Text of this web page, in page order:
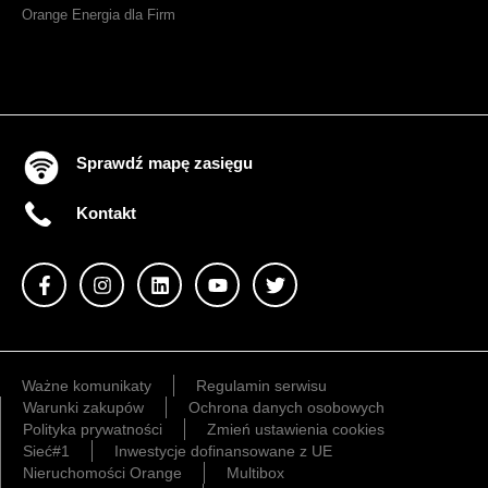
Orange Energia dla Firm
Sprawdź mapę zasięgu
Kontakt
Ważne komunikaty
Regulamin serwisu
Warunki zakupów
Ochrona danych osobowych
Polityka prywatności
Zmień ustawienia cookies
Sieć#1
Inwestycje dofinansowane z UE
Nieruchomości Orange
Multibox